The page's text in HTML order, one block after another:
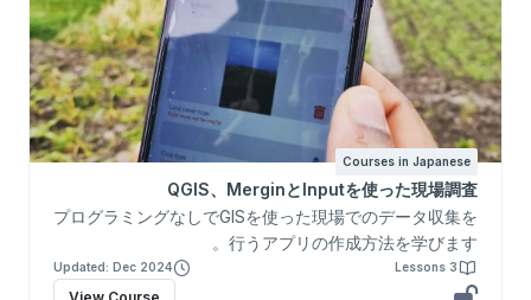
Courses in Japanese
QGIS、MerginとInputを使った現場調査
プログラミングなしでGISを使った現場でのデータ収集を
行うアプリの作成方法を学びます。
3 Lessons
Updated: Dec 2024